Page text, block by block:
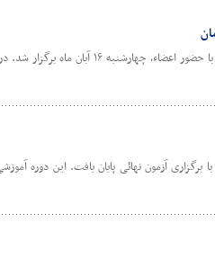
دومین نشست هیأت رئیسه پزشکی ورزشی
برگزاری آزمون نهائی پایان یافت. این دوره